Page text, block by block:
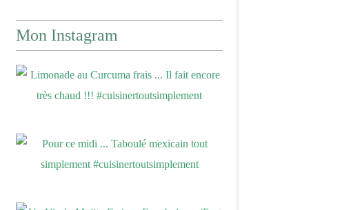
Mon Instagram